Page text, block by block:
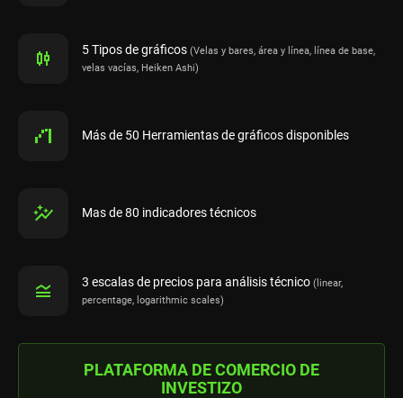
5 Tipos de gráficos (Velas y bares, área y línea, línea de base,
velas vacías, Heiken Ashi)
Más de 50 Herramientas de gráficos disponibles
Mas de 80 indicadores técnicos
3 escalas de precios para análisis técnico (linear,
percentage, logarithmic scales)
PLATAFORMA DE COMERCIO DE
INVESTIZO